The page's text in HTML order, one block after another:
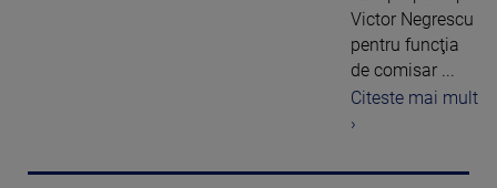
Victor Negrescu
pentru funcţia
de comisar ...
Citeste mai mult
›